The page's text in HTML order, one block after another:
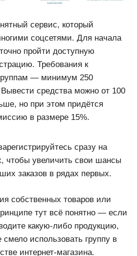
сервис, который
соцсетями. Для начала
пройти доступную
Требования к
— минимум 250
средства можно от 100
но при этом придётся
в размере 15%.
сразу на
чтобы увеличить свои шансы
заказов в рядах первых.
собственных товаров или
тут всё понятно — если
какую-либо продукцию,
смело использовать группу в
интернет-магазина.